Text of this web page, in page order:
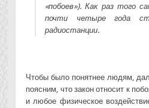
«побоев»). Как раз того
почти четыре года
радиостанции.
Чтобы было понятнее людям,
поясним, что закон относит к
и любое физическое